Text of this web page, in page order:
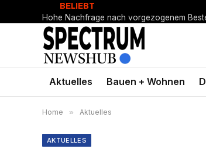
BELIEBT
Aktuelles Bauen + Wohnen
Home » Aktuelles
AKTUELLES